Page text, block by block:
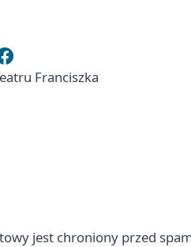
Franciszka
jest chroniony przed